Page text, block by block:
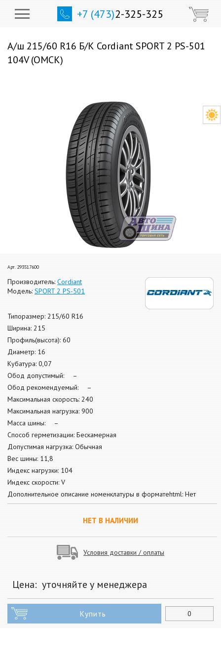
+7 (473)2-325-325
А/ш 215/60 R16 Б/К Cordiant SPORT 2 PS-501
104V (ОМСК)
Арт. 293517600
Производитель: Cordiant
Модель: SPORT 2 PS-501
Типоразмер: 215/60 R16
Ширина: 215
Профиль(высота): 60
Диаметр: 16
Кубатура: 0,07
Обод допустимый: –
Обод рекомендуемый: –
Максимальная скорость: 240
Максимальная нагрузка: 900
Масса шины: –
Способ герметизации: Бескамерная
Допустимая нагрузка: Обычная
Вес шины: 11,8
Индекс нагрузки: 104
Индекс скорости: V
Дополнительное описание номенклатуры в форматеhtml: Нет
НЕТ В НАЛИЧИИ
Условия доставки / оплаты
Цена: уточняйте у менеджера
Купить